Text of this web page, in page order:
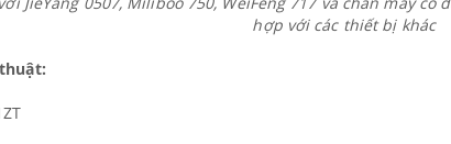
hợp với các thiết bị khác